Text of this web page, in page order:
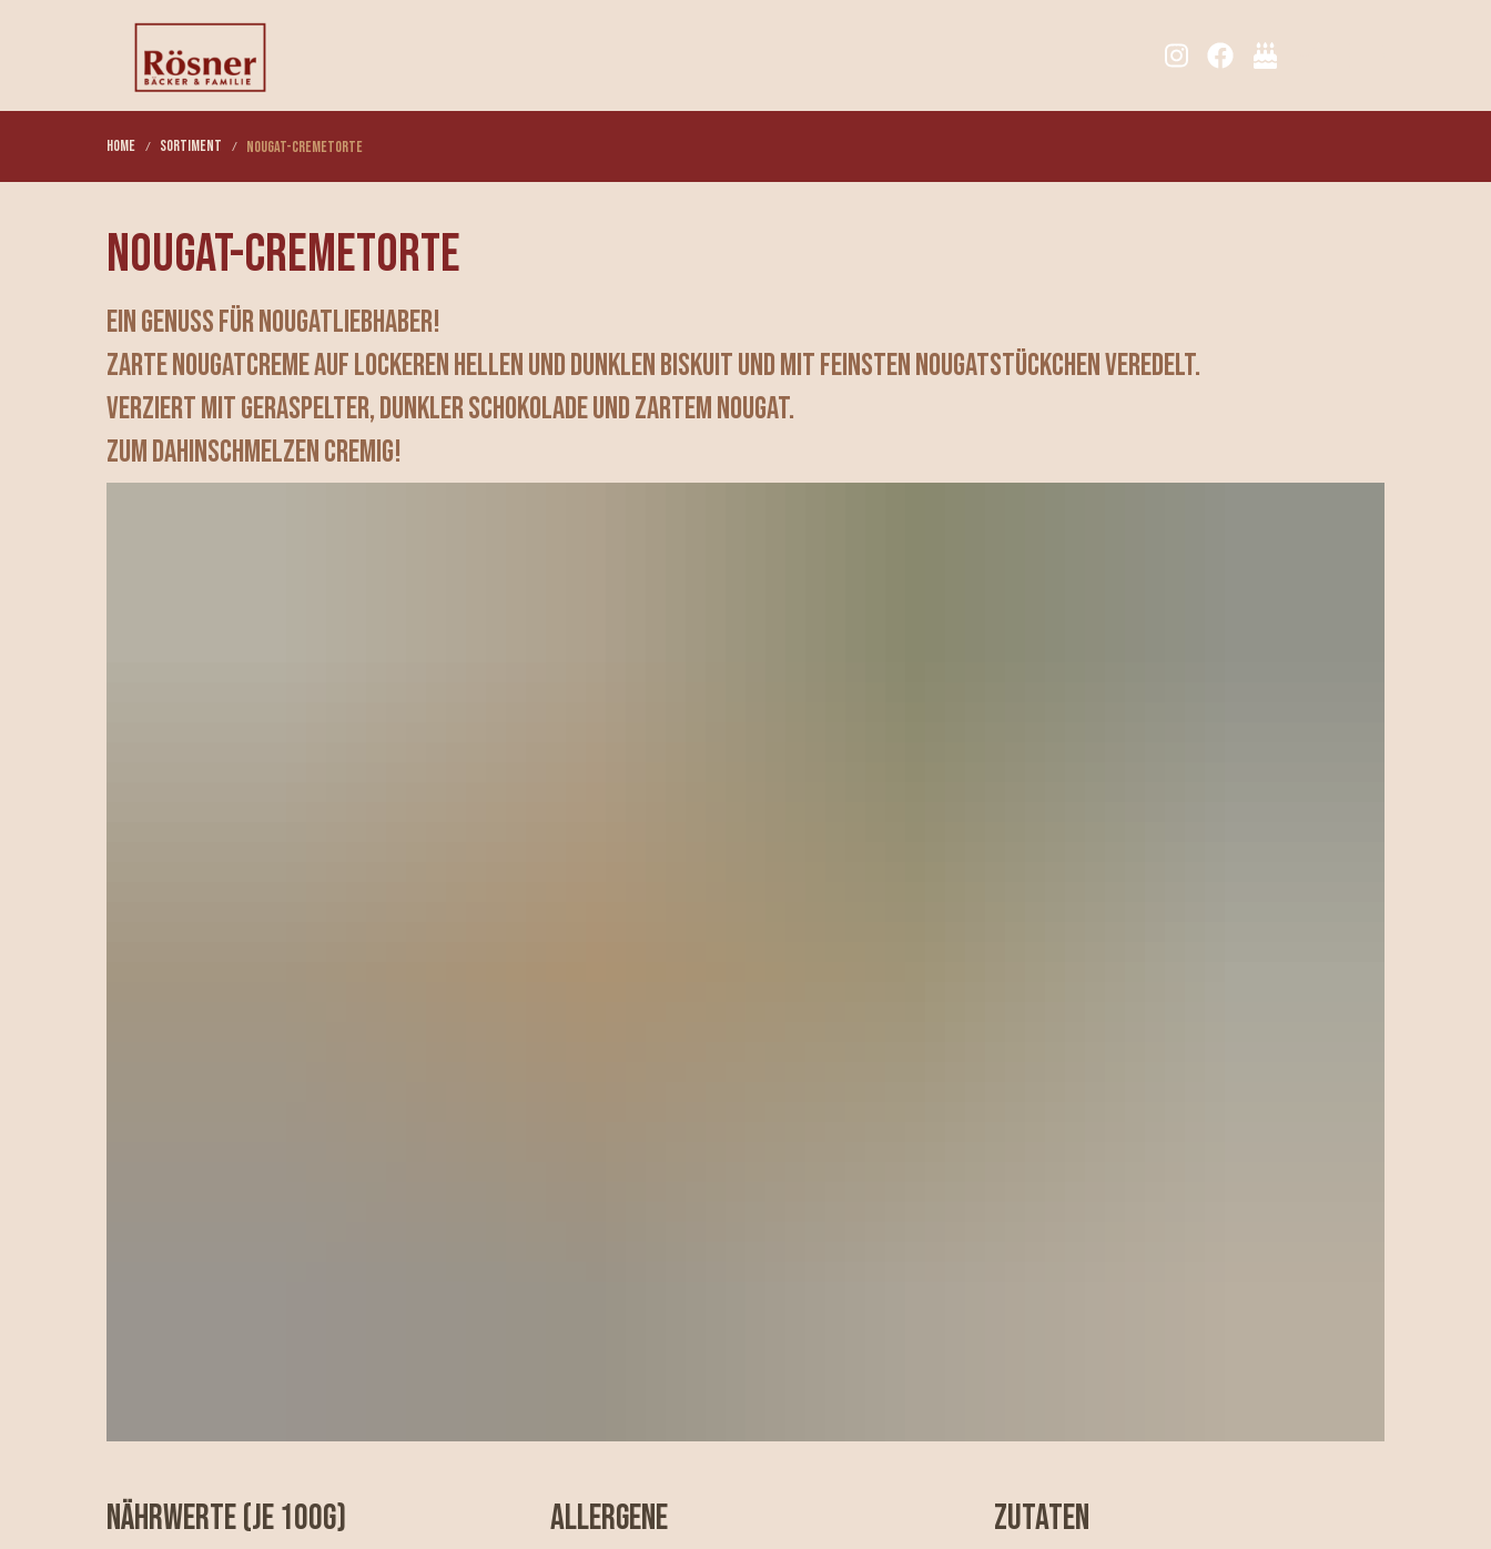
Home Sortiment Nougat-Cremetorte
Nougat-Cremetorte
Ein Genuss für Nougatliebhaber!
Zarte Nougatcreme auf lockeren hellen und dunklen Biskuit und mit feinsten Nougatstückchen veredelt.
Verziert mit geraspelter, dunkler Schokolade und zartem Nougat.
Zum Dahinschmelzen cremig!
Nährwerte (je 100g) Allergene Zutaten